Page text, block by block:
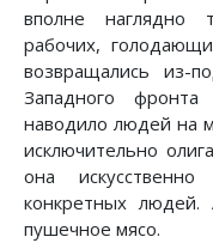
вполне наглядно
рабочих,
возвращались из-
Западного
наводило людей на
исключительно
она искусственно
конкретных
пушечное мясо.